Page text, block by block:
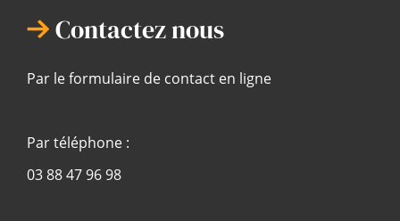
Contactez nous
Par le formulaire de contact en ligne
Par téléphone :
03 88 47 96 98